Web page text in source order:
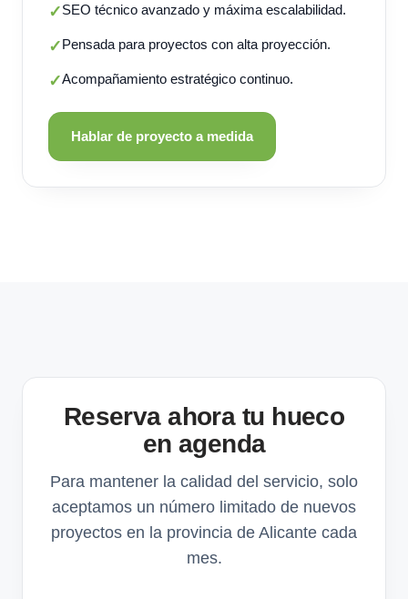
✓SEO técnico avanzado y máxima escalabilidad.
✓Pensada para proyectos con alta proyección.
✓Acompañamiento estratégico continuo.
Hablar de proyecto a medida
Reserva ahora tu hueco
en agenda
Para mantener la calidad del servicio, solo
aceptamos un número limitado de nuevos
proyectos en la provincia de Alicante cada
mes.